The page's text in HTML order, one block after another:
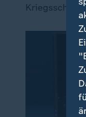
Kriegsschiffe